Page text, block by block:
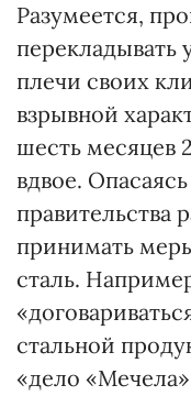
Разумеется,
перекладывать
плечи своих
взрывной
шесть месяцев
вдвое.
правительства
принимать
сталь.
стальной
«дело